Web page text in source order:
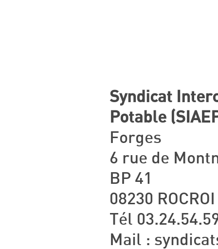
Syndicat
Potable
Forges
6 rue de
BP 41
08230 ROCROI
Tél
Mail :